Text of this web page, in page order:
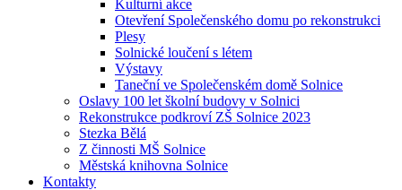
Kulturní akce
Otevření Společenského domu po rekonstrukci
Plesy
Solnické loučení s létem
Výstavy
Taneční ve Společenském domě Solnice
Oslavy 100 let školní budovy v Solnici
Rekonstrukce podkroví ZŠ Solnice 2023
Stezka Bělá
Z činnosti MŠ Solnice
Městská knihovna Solnice
Kontakty